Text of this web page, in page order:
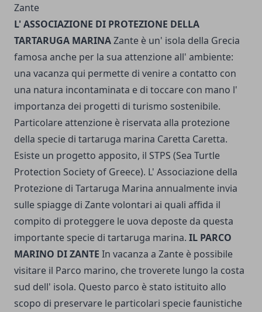
Zante
L' ASSOCIAZIONE DI PROTEZIONE DELLA
TARTARUGA MARINAZante è un' isola della Grecia
famosa anche per la sua attenzione all' ambiente:
una vacanza qui permette di venire a contatto con
una natura incontaminata e di toccare con mano l'
importanza dei progetti di turismo sostenibile.
Particolare attenzione è riservata alla protezione
della specie di tartaruga marina Caretta Caretta.
Esiste un progetto apposito, il STPS (Sea Turtle
Protection Society of Greece). L' Associazione della
Protezione di Tartaruga Marina annualmente invia
sulle spiagge di Zante volontari ai quali affida il
compito di proteggere le uova deposte da questa
importante specie di tartaruga marina. IL PARCO
MARINO DI ZANTE In vacanza a Zante è possibile
visitare il Parco marino, che troverete lungo la costa
sud dell' isola. Questo parco è stato istituito allo
scopo di preservare le particolari specie faunistiche